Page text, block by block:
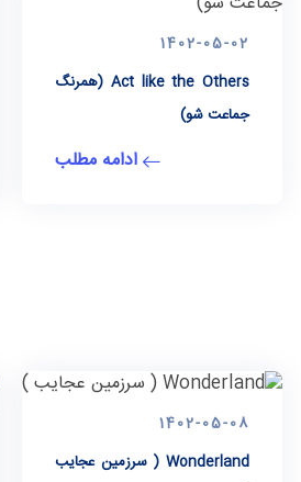
1402-05-02
Act like the Others (همرنگ
جماعت شو)
ادامه مطلب
1402-05-08
Wonderland ( سرزمین عجایب